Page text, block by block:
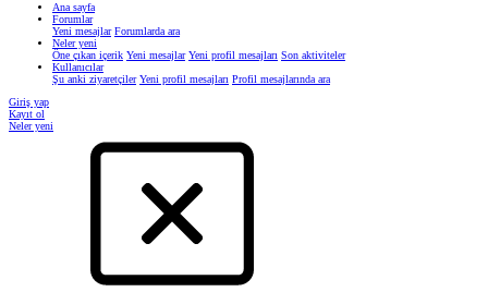
Ana sayfa
Forumlar
Yeni mesajlar Forumlarda ara
Neler yeni
Öne çıkan içerik Yeni mesajlar Yeni profil mesajları Son aktiviteler
Kullanıcılar
Şu anki ziyaretçiler Yeni profil mesajları Profil mesajlarında ara
Giriş yap
Kayıt ol
Neler yeni